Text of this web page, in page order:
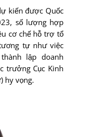
kiến được Quốc
số lượng hợp
cơ chế hỗ trợ tổ
tự như việc
lập doanh
trưởng Cục Kinh
hy vọng.